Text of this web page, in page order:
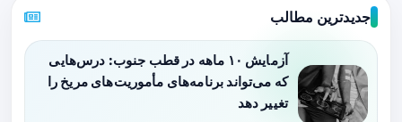
جدیدترین مطالب
آزمایش ۱۰ ماهه در قطب جنوب: درس‌هایی
که می‌تواند برنامه‌های مأموریت‌های مریخ را
تغییر دهد